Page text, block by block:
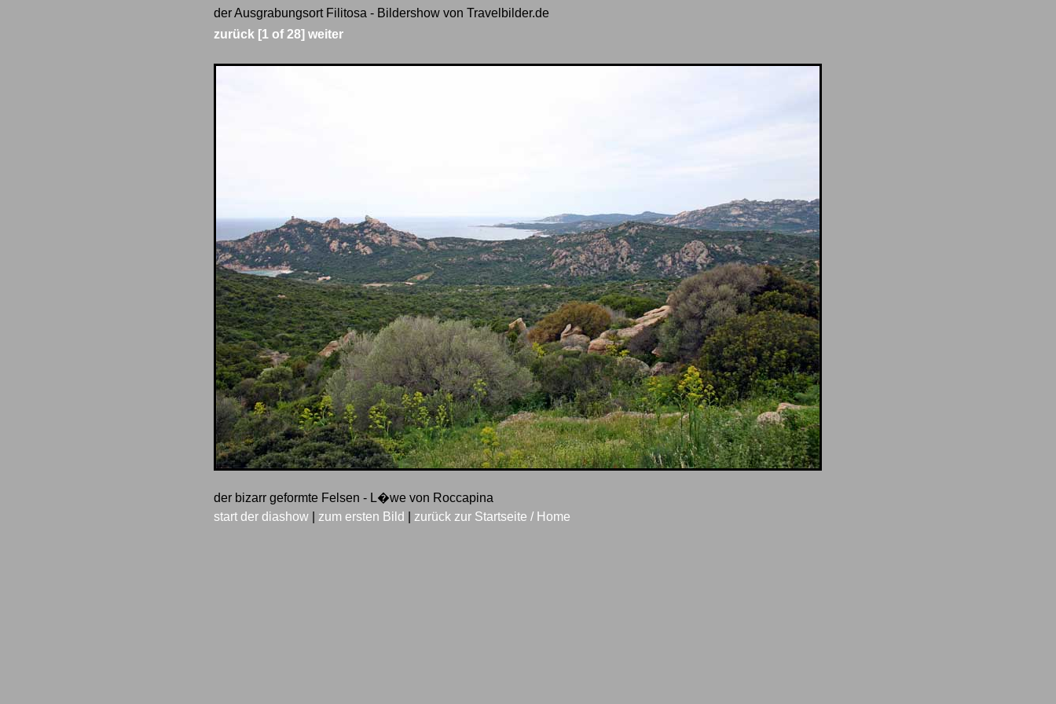
der Ausgrabungsort Filitosa - Bildershow von Travelbilder.de
zurück [1 of 28] weiter
der bizarr geformte Felsen - L�we von Roccapina
start der diashow
zum ersten Bild zurück zur Startseite / Home